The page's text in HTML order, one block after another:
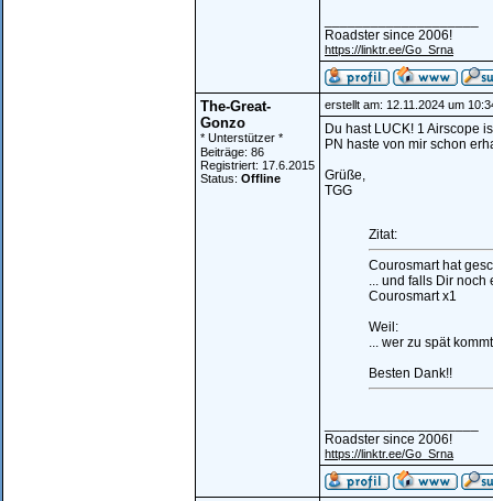
Roadster since 2006!
https://linktr.ee/Go_Srna
The-Great-
Gonzo
* Unterstützer *
Beiträge: 86
Registriert: 17.6.2015
Status: Offline
erstellt am: 12.11.2024 um
Du hast LUCK! 1 Airscope
PN haste von mir schon
Grüße,
TGG
Zitat:
Courosmart hat
... und falls Dir noch
Courosmart x1
Weil:
... wer zu spät
Besten Dank!!
Roadster since 2006!
https://linktr.ee/Go_Srna